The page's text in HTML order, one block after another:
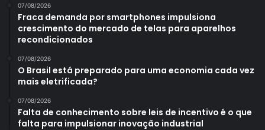
07/08/2026
Fraca demanda por smartphones impulsiona
crescimento do mercado de telas para aparelhos
recondicionados
07/08/2026
O Brasil está preparado para uma economia cada vez
mais eletrificada?
07/08/2026
Falta de conhecimento sobre leis de incentivo é o que
falta para impulsionar inovação industrial